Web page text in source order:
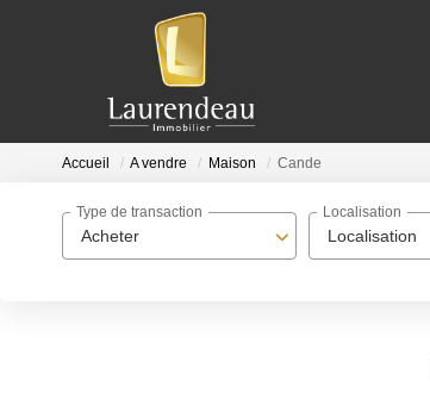
Accueil A vendre Maison Cande
Acheter
Type de transaction
Localisation
Localisation